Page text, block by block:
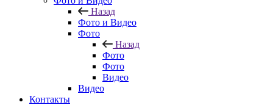
Назад
Фото и Видео
Фото
Назад
Фото
Фото
Видео
Видео
Контакты